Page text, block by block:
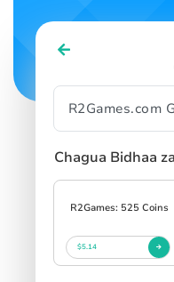
Chagua Bidhaa
R2Games: 525 Coins
$5.14